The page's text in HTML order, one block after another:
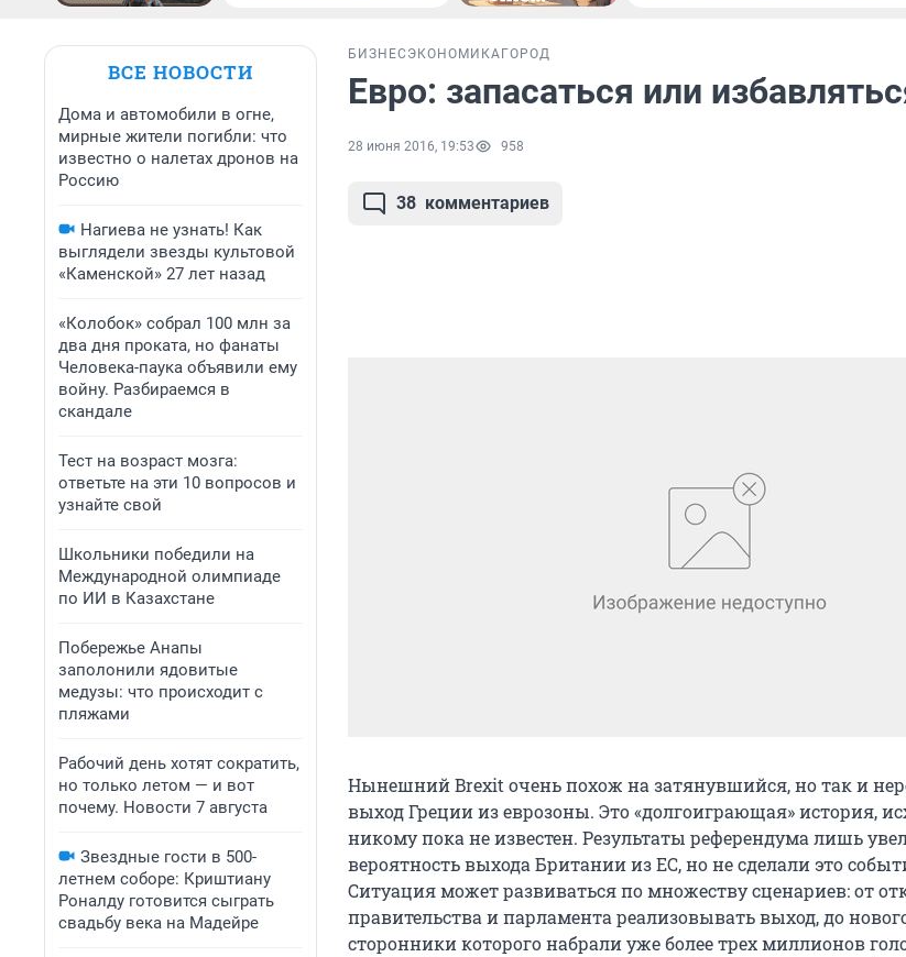
ВСЕ НОВОСТИ
Дома и автомобили в огне,
мирные жители погибли: что
известно о налетах дронов на
Россию
Нагиева не узнать! Как
выглядели звезды культовой
«Каменской» 27 лет назад
«Колобок» собрал 100 млн за
два дня проката, но фанаты
Человека-паука объявили ему
войну. Разбираемся в
скандале
Тест на возраст мозга:
ответьте на эти 10 вопросов и
узнайте свой
Школьники победили на
Международной олимпиаде
по ИИ в Казахстане
Побережье Анапы
заполонили ядовитые
медузы: что происходит с
пляжами
Рабочий день хотят сократить,
но только летом — и вот
почему. Новости 7 августа
Звездные гости в 500-
летнем соборе: Криштиану
Роналду готовится сыграть
свадьбу века на Мадейре
БИЗНЕС ЭКОНОМИКА ГОРОД
Евро: запасаться или
28 июня 2016, 19:53 958
38 комментариев
Нынешний Brexit очень похож на затянувшийся, но так и
выход Греции из еврозоны. Это «долгоиграющая» история,
никому пока не известен. Результаты референдума лишь
вероятность выхода Британии из ЕС, но не сделали это
Ситуация может развиваться по множеству сценариев: от
правительства и парламента реализовывать выход, до
сторонники которого набрали уже более трех миллионов